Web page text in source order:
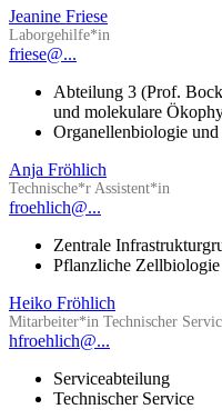
Jeanine Friese
Laborgehilfe*in
friese@...
Abteilung 3 (Prof.
und molekulare
Organellenbiologie
Anja Fröhlich
Technische*r Assistent*in
froehlich@...
Zentrale
Pflanzliche
Heiko Fröhlich
Mitarbeiter*in Technischer
hfroehlich@...
Serviceabteilung
Technischer Service